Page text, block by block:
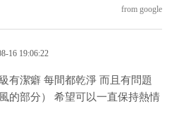
from google
16 19:06:22
有潔癖 每間都乾淨 而且有問題
的部分） 希望可以一直保持熱情